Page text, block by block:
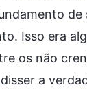
de
Isso era
os não
a